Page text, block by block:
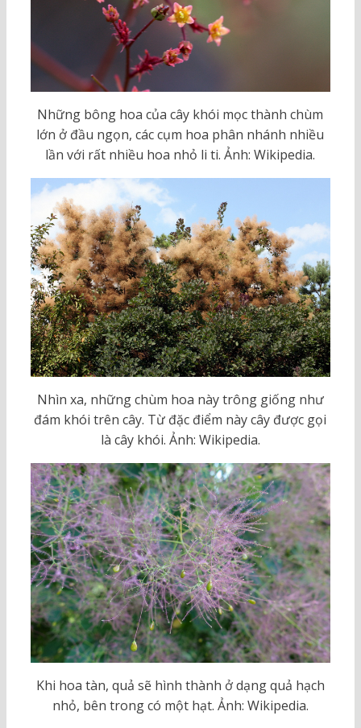
Những bông hoa của cây khói mọc thành chùm
lớn ở đầu ngọn, các cụm hoa phân nhánh nhiều
lần với rất nhiều hoa nhỏ li ti. Ảnh: Wikipedia.
Nhìn xa, những chùm hoa này trông giống như
đám khói trên cây. Từ đặc điểm này cây được gọi
là cây khói. Ảnh: Wikipedia.
Khi hoa tàn, quả sẽ hình thành ở dạng quả hạch
nhỏ, bên trong có một hạt. Ảnh: Wikipedia.